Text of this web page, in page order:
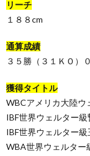
リーチ
１８８cm
通算成績
３５勝（３１ＫＯ）
獲得タイトル
WBCアメリカ大陸ウ
IBF世界ウェルター級
IBF世界ウェルター級
WBA世界ウェルター